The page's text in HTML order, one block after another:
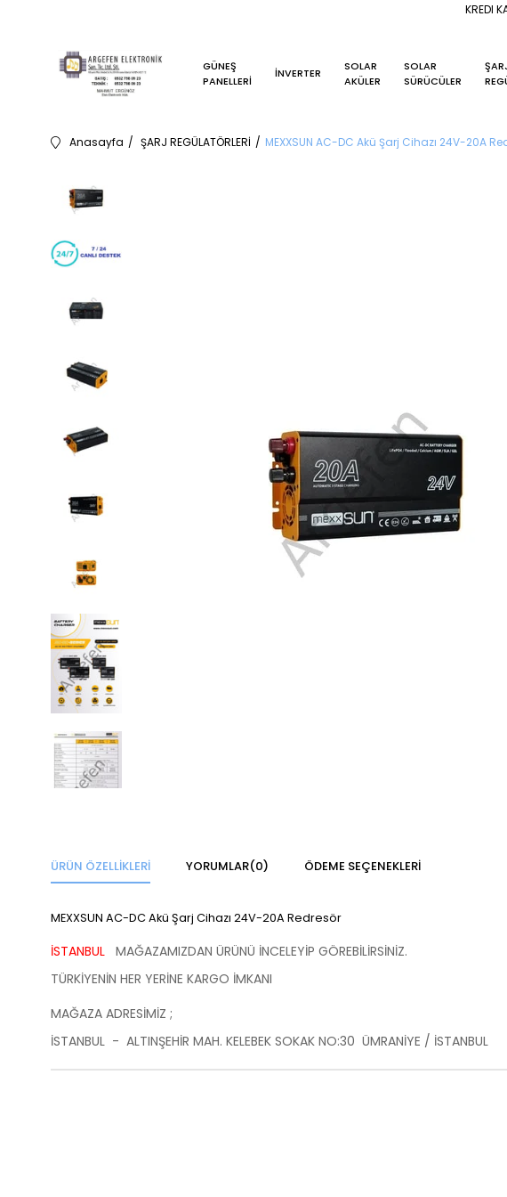
KREDI
GÜNEŞ
PANELLERİ
İNVERTER
SOLAR
AKÜLER
SOLAR
SÜRÜCÜLER
Anasayfa ŞARJ REGÜLATÖRLERİ MEXXSUN AC-DC Akü Şarj Cihazı 24V-20A
ÜRÜN ÖZELLIKLERI YORUMLAR(0) ÖDEME SEÇENEKLERI
MEXXSUN AC-DC Akü Şarj Cihazı 24V-20A Redresör
İSTANBUL MAĞAZAMIZDAN ÜRÜNÜ İNCELEYİP GÖREBİLİRSİNİZ.
TÜRKİYENİN HER YERİNE KARGO İMKANI
MAĞAZA ADRESİMİZ ;
İSTANBUL - ALTINŞEHİR MAH. KELEBEK SOKAK NO:30 ÜMRANİYE / İSTANBUL